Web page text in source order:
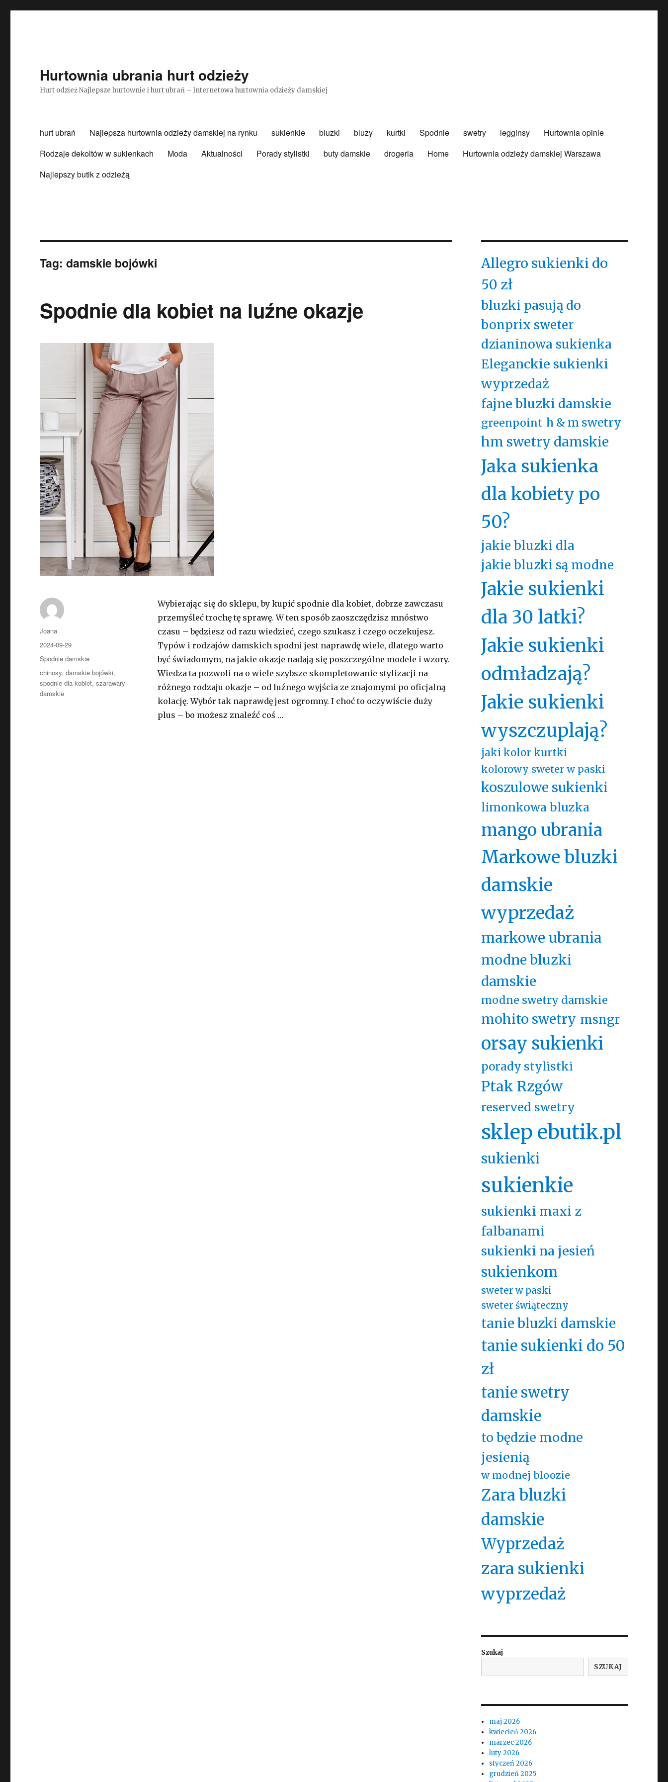
Hurtownia ubrania hurt odzieży
Hurt odzież Najlepsze hurtownie i hurt ubrań – Internetowa hurtownia odzieży damskiej
hurt ubrań Najlepsza hurtownia odzieży damskiej na rynku sukienkie bluzki bluzy kurtki Spodnie swetry legginsy
Hurtownia opinie
Rodzaje dekoltów w sukienkach
Moda Aktualności Porady stylistki buty damskie drogeria Home
Hurtownia odzieży damskiej Warszawa
Najlepszy butik z odzieżą
Tag:damskie bojówki
Spodnie dla kobiet na luźne okazje
Wybierając się do sklepu, by kupić spodnie dla kobiet, dobrze zawczasu
przemyśleć trochę tę sprawę. W ten sposób zaoszczędzisz mnóstwo
czasu – będziesz od razu wiedzieć, czego szukasz i czego oczekujesz.
Typów i rodzajów damskich spodni jest naprawdę wiele, dlatego warto
być świadomym, na jakie okazje nadają się poszczególne modele i wzory.
Wiedza ta pozwoli na o wiele szybsze skompletowanie stylizacji na
różnego rodzaju okazje – od luźnego wyjścia ze znajomymi po oficjalną
kolację. Wybór tak naprawdę jest ogromny. I choć to oczywiście duży
plus – bo możesz znaleźć coś …
Autor
Joana
Opublikowano
2024-09-29
Kategorie
Spodnie damskie
Tagi
chinosy,damskie bojówki,
spodnie dla kobiet,szarawary
damskie
Allegro sukienki do
50 zł
bluzki pasują do
bonprix sweter
dzianinowa sukienka
Eleganckie sukienki
wyprzedaż
fajne bluzki damskie
greenpoint h & m swetry
hm swetry damskie
Jaka sukienka
dla kobiety po
50?
jakie bluzki dla
jakie bluzki są modne
Jakie sukienki
dla 30 latki?
Jakie sukienki
odmładzają?
Jakie sukienki
wyszczuplają?
jaki kolor kurtki
kolorowy sweter w paski
koszulowe sukienki
limonkowa bluzka
mango ubrania
Markowe bluzki
damskie
wyprzedaż
markowe ubrania
modne bluzki
damskie
modne swetry damskie
mohito swetry msngr
orsay sukienki
porady stylistki
Ptak Rzgów
reserved swetry
sklep ebutik.pl
sukienki
sukienkie
sukienki maxi z
falbanami
sukienki na jesień
sukienkom
sweter w paski
sweter świąteczny
tanie bluzki damskie
tanie sukienki do 50
zł
tanie swetry
damskie
to będzie modne
jesienią
w modnej bloozie
Zara bluzki
damskie
Wyprzedaż
zara sukienki
wyprzedaż
Szukaj
SZUKAJ
maj 2026
kwiecień 2026
marzec 2026
luty 2026
styczeń 2026
grudzień 2025